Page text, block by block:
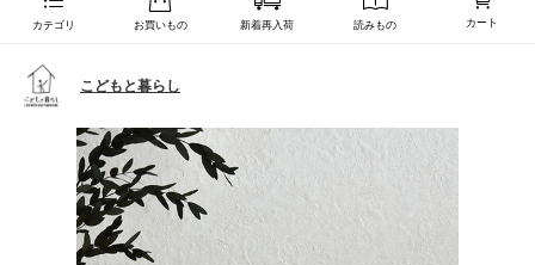
カテゴリ お買いもの 新着再入荷 読みもの カート
こどもと暮らし